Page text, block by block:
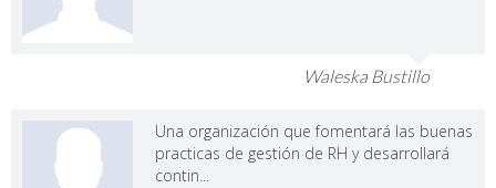
Waleska Bustillo
Una organización que fomentará las buenas
practicas de gestión de RH y desarrollará
contin...